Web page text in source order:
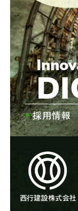
採用情報